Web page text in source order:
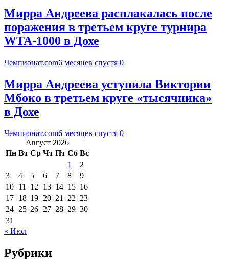
Мирра Андреева расплакалась после
поражения в третьем круге турнира
WTA-1000 в Дохе
Чемпионат.com6 месяцев спустя 0
Мирра Андреева уступила Виктории
Мбоко в третьем круге «тысячника»
в Дохе
Чемпионат.com6 месяцев спустя 0
Август 2026
Пн Вт Ср Чт Пт Сб Вс
1
2
3
4 5 6 7 8
9
10 11 12 13 14 15 16
17 18 19 20 21 22 23
24 25 26 27 28 29 30
31
« Июл
Рубрики